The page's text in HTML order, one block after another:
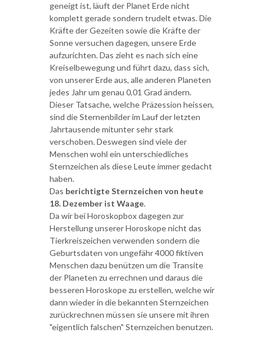
geneigt ist, läuft der Planet Erde nicht
komplett gerade sondern trudelt etwas. Die
Kräfte der Gezeiten sowie die Kräfte der
Sonne versuchen dagegen, unsere Erde
aufzurichten. Das zieht es nach sich eine
Kreiselbewegung und führt dazu, dass sich,
von unserer Erde aus, alle anderen Planeten
jedes Jahr um genau 0,01 Grad ändern.
Dieser Tatsache, welche Präzession heissen,
sind die Sternenbilder im Lauf der letzten
Jahrtausende mitunter sehr stark
verschoben. Deswegen sind viele der
Menschen wohl ein unterschiedliches
Sternzeichen als diese Leute immer gedacht
haben.
Das berichtigte Sternzeichen von heute
18. Dezember ist Waage.
Da wir bei Horoskopbox dagegen zur
Herstellung unserer Horoskope nicht das
Tierkreiszeichen verwenden sondern die
Geburtsdaten von ungefähr 4000 fiktiven
Menschen dazu benützen um die Transite
der Planeten zu errechnen und daraus die
besseren Horoskope zu erstellen, welche wir
dann wieder in die bekannten Sternzeichen
zurückrechnen müssen sie unsere mit ihren
"eigentlich falschen" Sternzeichen benutzen.